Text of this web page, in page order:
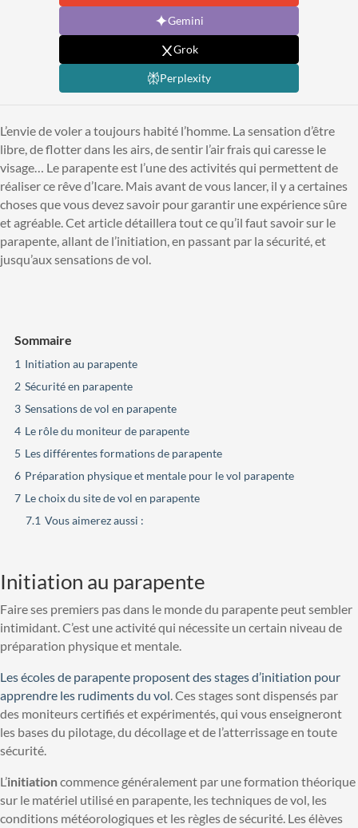
Gemini
Grok
Perplexity
L’envie de voler a toujours habité l’homme. La sensation d’être
libre, de flotter dans les airs, de sentir l’air frais qui caresse le
visage… Le parapente est l’une des activités qui permettent de
réaliser ce rêve d’Icare. Mais avant de vous lancer, il y a certaines
choses que vous devez savoir pour garantir une expérience sûre
et agréable. Cet article détaillera tout ce qu’il faut savoir sur le
parapente, allant de l’initiation, en passant par la sécurité, et
jusqu’aux sensations de vol.
Sommaire
1 Initiation au parapente
2 Sécurité en parapente
3 Sensations de vol en parapente
4 Le rôle du moniteur de parapente
5 Les différentes formations de parapente
6 Préparation physique et mentale pour le vol parapente
7 Le choix du site de vol en parapente
7.1 Vous aimerez aussi :
Initiation au parapente
Faire ses premiers pas dans le monde du parapente peut sembler
intimidant. C’est une activité qui nécessite un certain niveau de
préparation physique et mentale.
Les écoles de parapente proposent des stages d’initiation pour
apprendre les rudiments du vol. Ces stages sont dispensés par
des moniteurs certifiés et expérimentés, qui vous enseigneront
les bases du pilotage, du décollage et de l’atterrissage en toute
sécurité.
L’initiationcommence généralement par une formation théorique
sur le matériel utilisé en parapente, les techniques de vol, les
conditions météorologiques et les règles de sécurité. Les élèves